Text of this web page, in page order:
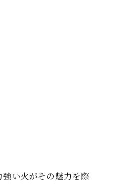
い火がその魅力を際